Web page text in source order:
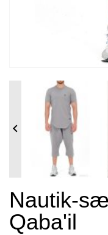

Nautik-
Qaba'il